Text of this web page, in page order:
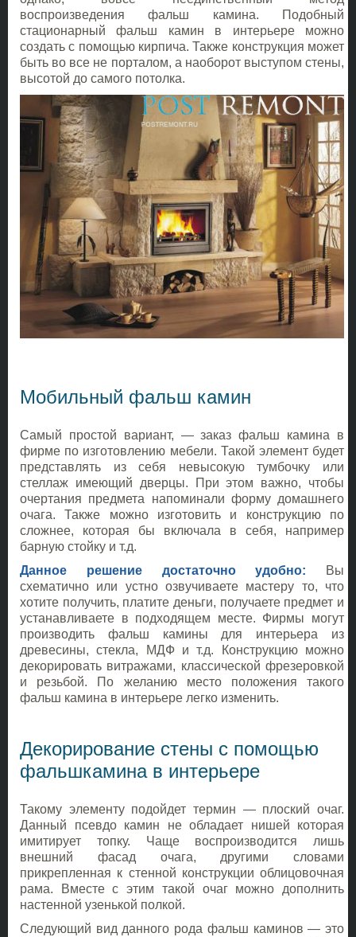
воспроизведения фальш камина. Подобный
стационарный фальш камин в интерьере можно
создать с помощью кирпича. Также конструкция может
быть во все не порталом, а наоборот выступом стены,
высотой до самого потолка.
Мобильный фальш камин
Самый простой вариант, — заказ фальш камина в
фирме по изготовлению мебели. Такой элемент будет
представлять из себя невысокую тумбочку или
стеллаж имеющий дверцы. При этом важно, чтобы
очертания предмета напоминали форму домашнего
очага. Также можно изготовить и конструкцию по
сложнее, которая бы включала в себя, например
барную стойку и т.д.
Данное решение достаточно удобно: Вы
схематично или устно озвучиваете мастеру то, что
хотите получить, платите деньги, получаете предмет и
устанавливаете в подходящем месте. Фирмы могут
производить фальш камины для интерьера из
древесины, стекла, МДФ и т.д. Конструкцию можно
декорировать витражами, классической фрезеровкой
и резьбой. По желанию место положения такого
фальш камина в интерьере легко изменить.
Декорирование стены с помощью
фальшкамина в интерьере
Такому элементу подойдет термин — плоский очаг.
Данный псевдо камин не обладает нишей которая
имитирует топку. Чаще воспроизводится лишь
внешний фасад очага, другими словами
прикрепленная к стенной конструкции облицовочная
рама. Вместе с этим такой очаг можно дополнить
настенной узенькой полкой.
Следующий вид данного рода фальш каминов — это